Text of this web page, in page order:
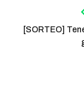
[SORTEO]